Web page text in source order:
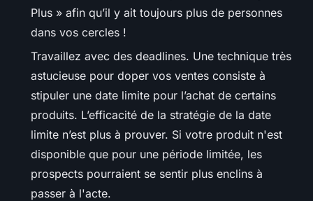
Plus » afin qu’il y ait toujours plus de personnes
dans vos cercles !
Travaillez avec des deadlines. Une technique très
astucieuse pour doper vos ventes consiste à
stipuler une date limite pour l’achat de certains
produits. L’efficacité de la stratégie de la date
limite n’est plus à prouver. Si votre produit n'est
disponible que pour une période limitée, les
prospects pourraient se sentir plus enclins à
passer à l'acte.